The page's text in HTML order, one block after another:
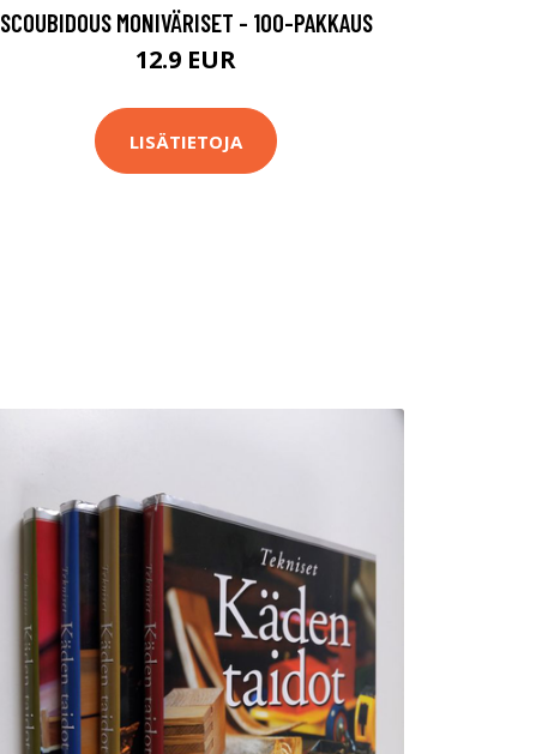
SCOUBIDOUS MONIVÄRISET - 100-PAKKAUS
12.9 EUR
LISÄTIETOJA